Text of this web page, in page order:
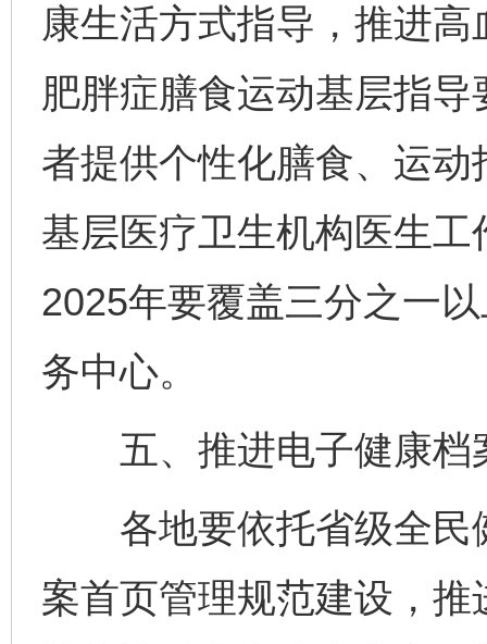
康生活方式指导，推进
肥胖症膳食运动基层指
者提供个性化膳食、运
基层医疗卫生机构医生
2025年要覆盖三分之一
务中心。
五、推进电子健康档
各地要依托省级全民
案首页管理规范建设，